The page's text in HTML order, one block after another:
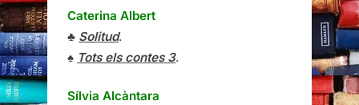
Caterina Albert
♣ Solitud.
♠ Tots els contes 3.
Sílvia Alcàntara